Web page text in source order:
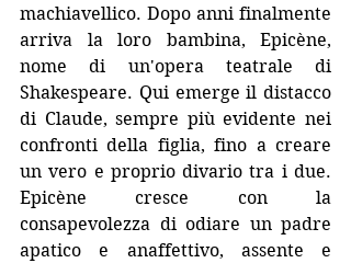
machiavellico. Dopo anni finalmente
arriva la loro bambina, Epicène,
nome di un'opera teatrale di
Shakespeare. Qui emerge il distacco
di Claude, sempre più evidente nei
confronti della figlia, fino a creare
un vero e proprio divario tra i due.
Epicène cresce con la
consapevolezza di odiare un padre
apatico e anaffettivo, assente e